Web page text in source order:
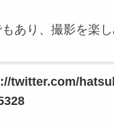
あり、撮影を楽し
twitter.com/